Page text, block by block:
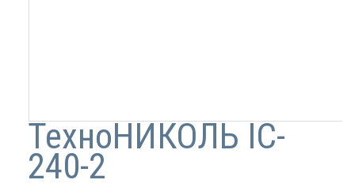
ТехноНИКОЛЬ IC-
240-2